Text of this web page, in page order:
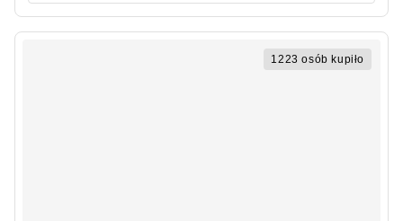
1223 osób kupiło